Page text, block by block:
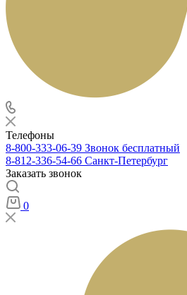
Телефоны
8-800-333-06-39 Звонок бесплатный
8-812-336-54-66 Санкт-Петербург
Заказать звонок
0